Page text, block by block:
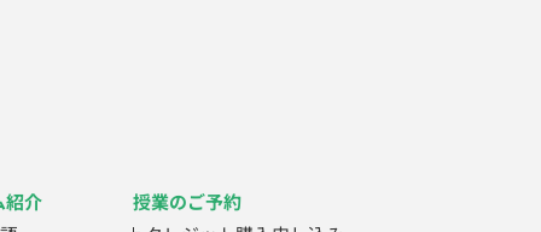
紹介
授業のご予約